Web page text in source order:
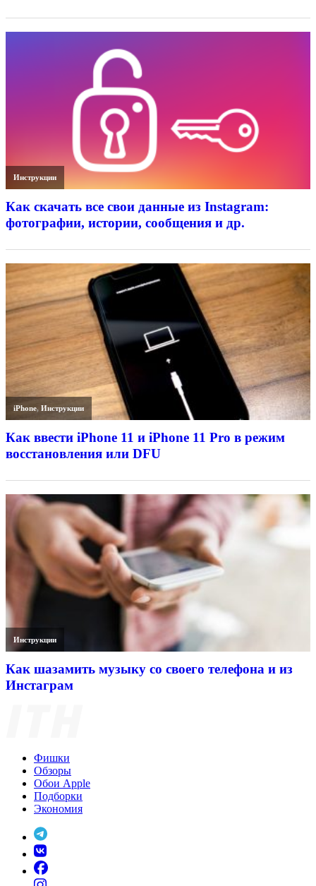
Инструкции
Как скачать все свои данные из Instagram:
фотографии, истории, сообщения и др.
iPhone,Инструкции
Как ввести iPhone 11 и iPhone 11 Pro в режим
восстановления или DFU
Инструкции
Как шазамить музыку со своего телефона и из
Инстаграм
Фишки
Обзоры
Обои Apple
Подборки
Экономия